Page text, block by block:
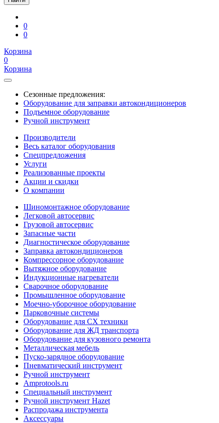
0
0
Корзина
0
Корзина
Сезонные предложения:
Оборудование для заправки автокондиционеров
Подъемное оборудование
Ручной инструмент
Производители
Весь каталог оборудования
Спецпредложения
Услуги
Реализованные проекты
Акции и скидки
О компании
Шиномонтажное оборудование
Легковой автосервис
Грузовой автосервис
Запасные части
Диагностическое оборудование
Заправка автокондиционеров
Компрессорное оборудование
Вытяжное оборудование
Индукционные нагреватели
Сварочное оборудование
Промышленное оборудование
Моечно-уборочное оборудование
Парковочные системы
Оборудование для СХ техники
Оборудование для ЖД транспорта
Оборудование для кузовного ремонта
Металлическая мебель
Пуско-зарядное оборудование
Пневматический инструмент
Ручной инструмент
Amprotools.ru
Специальный инструмент
Ручной инструмент Hazet
Распродажа инструмента
Аксессуары